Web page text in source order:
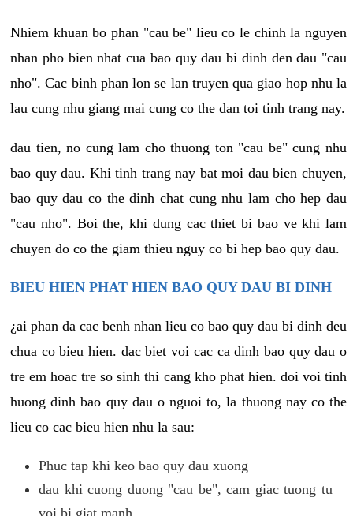
Nhiem khuan bo phan "cau be" lieu co le chinh la nguyen
nhan pho bien nhat cua bao quy dau bi dinh den dau "cau
nho". Cac binh phan lon se lan truyen qua giao hop nhu la
lau cung nhu giang mai cung co the dan toi tinh trang nay.
dau tien, no cung lam cho thuong ton "cau be" cung nhu
bao quy dau. Khi tinh trang nay bat moi dau bien chuyen,
bao quy dau co the dinh chat cung nhu lam cho hep dau
"cau nho". Boi the, khi dung cac thiet bi bao ve khi lam
chuyen do co the giam thieu nguy co bi hep bao quy dau.
BIEU HIEN PHAT HIEN BAO QUY DAU BI DINH
¿ai phan da cac benh nhan lieu co bao quy dau bi dinh deu
chua co bieu hien. dac biet voi cac ca dinh bao quy dau o
tre em hoac tre so sinh thi cang kho phat hien. doi voi tinh
huong dinh bao quy dau o nguoi to, la thuong nay co the
lieu co cac bieu hien nhu la sau:
Phuc tap khi keo bao quy dau xuong
dau khi cuong duong "cau be", cam giac tuong tu